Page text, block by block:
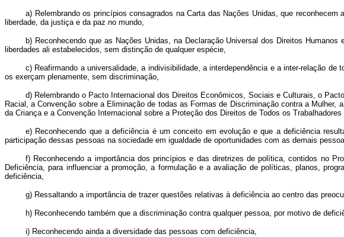
a) Relembrando os princípios consagrados na Carta das Nações Unidas, que
liberdade, da justiça e da paz no mundo,
b) Reconhecendo que as Nações Unidas, na Declaração Universal dos Direitos
liberdades ali estabelecidos, sem distinção de qualquer espécie,
c) Reafirmando a universalidade, a indivisibilidade, a interdependência e a inter-relação
os exerçam plenamente, sem discriminação,
d) Relembrando o Pacto Internacional dos Direitos Econômicos, Sociais e Culturais, o
Racial, a Convenção sobre a Eliminação de todas as Formas de Discriminação contra a
da Criança e a Convenção Internacional sobre a Proteção dos Direitos de Todos os
e) Reconhecendo que a deficiência é um conceito em evolução e que a deficiência
participação dessas pessoas na sociedade em igualdade de oportunidades com as demais
f) Reconhecendo a importância dos princípios e das diretrizes de política, contidos no
Deficiência, para influenciar a promoção, a formulação e a avaliação de políticas, planos,
deficiência,
g) Ressaltando a importância de trazer questões relativas à deficiência ao centro das
h) Reconhecendo também que a discriminação contra qualquer pessoa, por motivo de
i) Reconhecendo ainda a diversidade das pessoas com deficiência,